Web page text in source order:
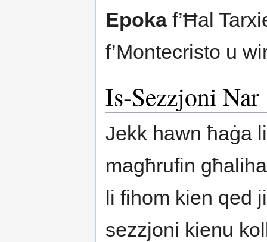
Epokaf’Ħal
f’Montecristo u
Is-Sezzjoni Nar
Jekk hawn ħaġa
magħrufin
li fihom kien qed
sezzjoni kienu